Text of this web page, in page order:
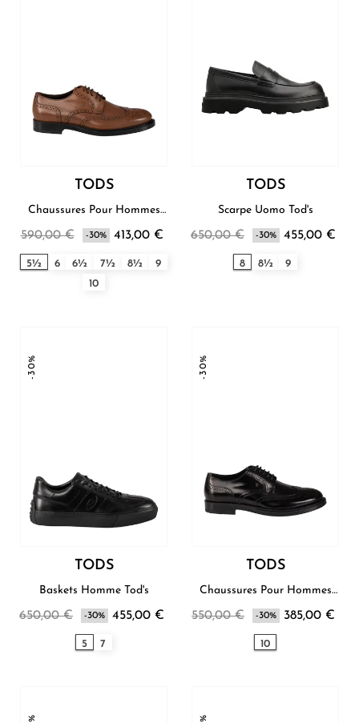
TODS
Chaussures Pour Hommes
590,00 € -30% 413,00 €
5½ 6 6½ 7½ 8½
9
10
TODS
Scarpe Uomo Tod's
650,00 € -30% 455,00 €
8 8½ 9
-30%
TODS
Baskets Homme Tod's
650,00 € -30% 455,00 €
5 7
-30%
TODS
Chaussures Pour Hommes
550,00 € -30% 385,00 €
10